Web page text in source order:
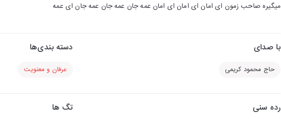
میگیره صاحب زمون ای امان ای امان ای امان عمه جان عمه جان عمه جان ای عمه
با صدای
حاج محمود کریمی
دسته بندی‌ها
عرفان و معنویت
رده سنی تگ ها